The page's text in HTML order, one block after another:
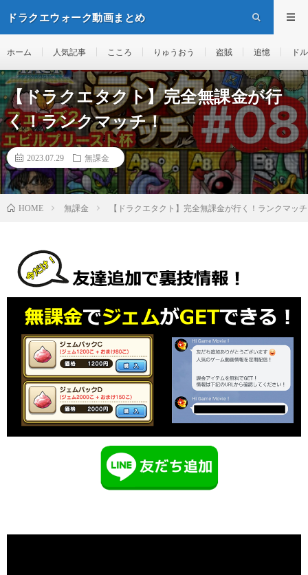
ドラクエウォーク動画まとめ
ホーム 人気記事 こころ りゅうおう 盗賊 追憶 ド
【ドラクエタクト】完全無課金が行
く！ランクマッチ！
2023.07.29 無課金
HOME 無課金 【ドラクエタクト】完全無課金が行く！ランクマッ